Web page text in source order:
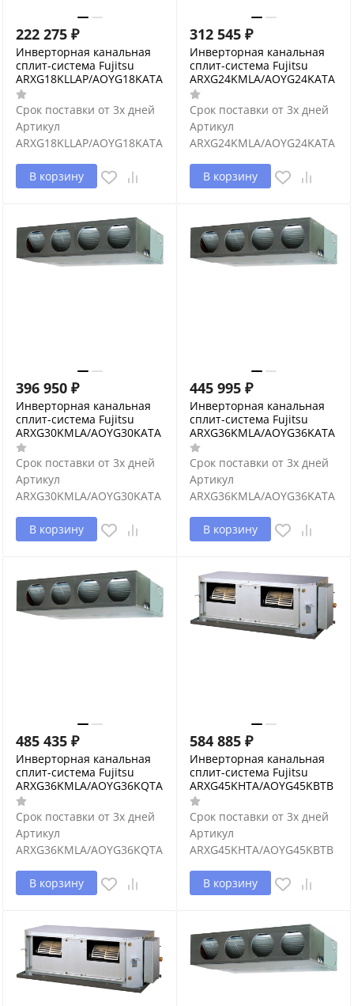
222 275 ₽
Инверторная канальная
сплит-система Fujitsu
ARXG18KLLAP/AOYG18KATA
Срок поставки от 3х дней
Артикул
ARXG18KLLAP/AOYG18KATA
В корзину
312 545 ₽
Инверторная канальная
сплит-система Fujitsu
ARXG24KMLA/AOYG24KATA
Срок поставки от 3х дней
Артикул
ARXG24KMLA/AOYG24KATA
В корзину
396 950 ₽
Инверторная канальная
сплит-система Fujitsu
ARXG30KMLA/AOYG30KATA
Срок поставки от 3х дней
Артикул
ARXG30KMLA/AOYG30KATA
В корзину
445 995 ₽
Инверторная канальная
сплит-система Fujitsu
ARXG36KMLA/AOYG36KATA
Срок поставки от 3х дней
Артикул
ARXG36KMLA/AOYG36KATA
В корзину
485 435 ₽
Инверторная канальная
сплит-система Fujitsu
ARXG36KMLA/AOYG36KQTA
Срок поставки от 3х дней
Артикул
ARXG36KMLA/AOYG36KQTA
В корзину
584 885 ₽
Инверторная канальная
сплит-система Fujitsu
ARXG45KHTA/AOYG45KBTB
Срок поставки от 3х дней
Артикул
ARXG45KHTA/AOYG45KBTB
В корзину